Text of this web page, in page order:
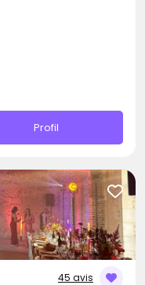
Profil
45 avis